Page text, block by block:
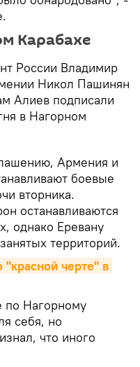
Карабахе
России Владимир
Никол Пашинян
Алиев подписали
в Нагорном
Армения и
боевые
вторника.
останавливаются
однако Еревану
территорий.
"красной черте" в
по Нагорному
себя, но
что иного